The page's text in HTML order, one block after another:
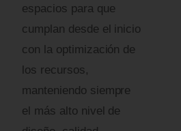
espacios para que
cumplan desde el inicio
con la optimización de
los recursos,
manteniendo siempre
el más alto nivel de
Alojamiento turístico
Características adicionales